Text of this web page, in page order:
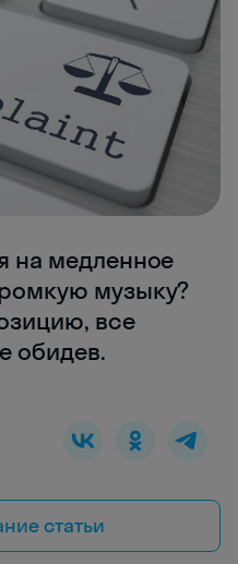
на медленное
музыку?
все
обидев.
статьи